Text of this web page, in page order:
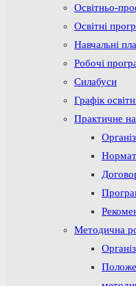
Освітньо-
Освітні
Навчальні
Робочі
Силабуси
Графік
Практичне
Методична